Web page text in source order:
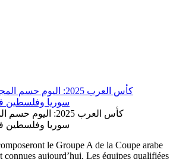
كأس العرب 2025:
سوريا وفلسطين
le Groupe A de la Coupe arabe
connues aujourd’hui. Les équipes qualifiées